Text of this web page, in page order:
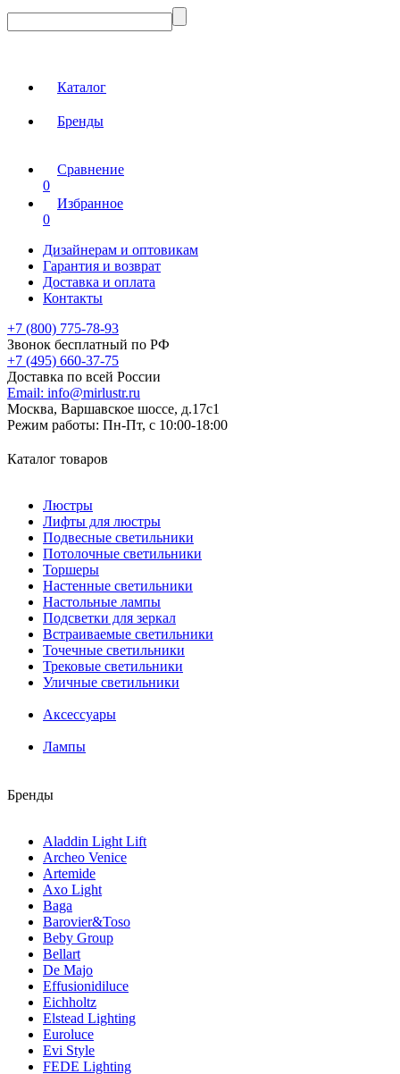
Каталог
Бренды
Сравнение
0
Избранное
0
Дизайнерам и оптовикам
Гарантия и возврат
Доставка и оплата
Контакты
+7 (800) 775-78-93
Звонок бесплатный по РФ
+7 (495) 660-37-75
Доставка по всей России
Email: info@mirlustr.ru
Москва, Варшавское шоссе, д.17c1
Режим работы: Пн-Пт, с 10:00-18:00
Каталог товаров
Люстры
Лифты для люстры
Подвесные светильники
Потолочные светильники
Торшеры
Настенные светильники
Настольные лампы
Подсветки для зеркал
Встраиваемые светильники
Точечные светильники
Трековые светильники
Уличные светильники
Аксессуары
Лампы
Бренды
Aladdin Light Lift
Archeo Venice
Artemide
Axo Light
Baga
Barovier&Toso
Beby Group
Bellart
De Majo
Effusionidiluce
Eichholtz
Elstead Lighting
Euroluce
Evi Style
FEDE Lighting